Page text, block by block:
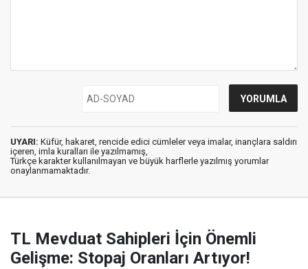
UYARI: Küfür, hakaret, rencide edici cümleler veya imalar, inançlara saldırı
içeren, imla kuralları ile yazılmamış,
Türkçe karakter kullanılmayan ve büyük harflerle yazılmış yorumlar
onaylanmamaktadır.
TL Mevduat Sahipleri İçin Önemli
Gelişme: Stopaj Oranları Artıyor!